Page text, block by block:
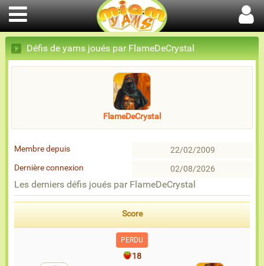
Défis de yams joués par FlameDeCrystal
FlameDeCrystal
Membre depuis
22/02/2009
Dernière connexion
02/08/2026
Les derniers défis joués par FlameDeCrystal
Score
PERDU
18